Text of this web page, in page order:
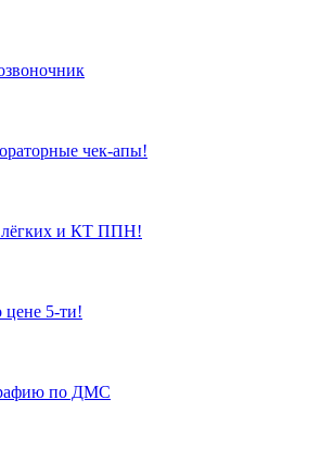
чек-апы!
лёгких и КТ ППН!
5-ти!
по ДМС